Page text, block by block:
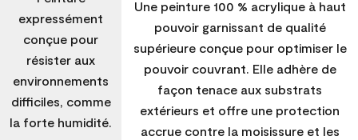
expressément
conçue pour
résister aux
environnements
difficiles, comme
la forte humidité.
Une peinture 100 % acrylique à haut
pouvoir garnissant de qualité
supérieure conçue pour optimiser le
pouvoir couvrant. Elle adhère de
façon tenace aux substrats
extérieurs et offre une protection
accrue contre la moisissure et les